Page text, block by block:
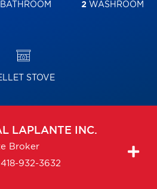
BATHROOM 2WASHROOM
STOVE
LAPLANTE INC.
Broker
418-932-3632